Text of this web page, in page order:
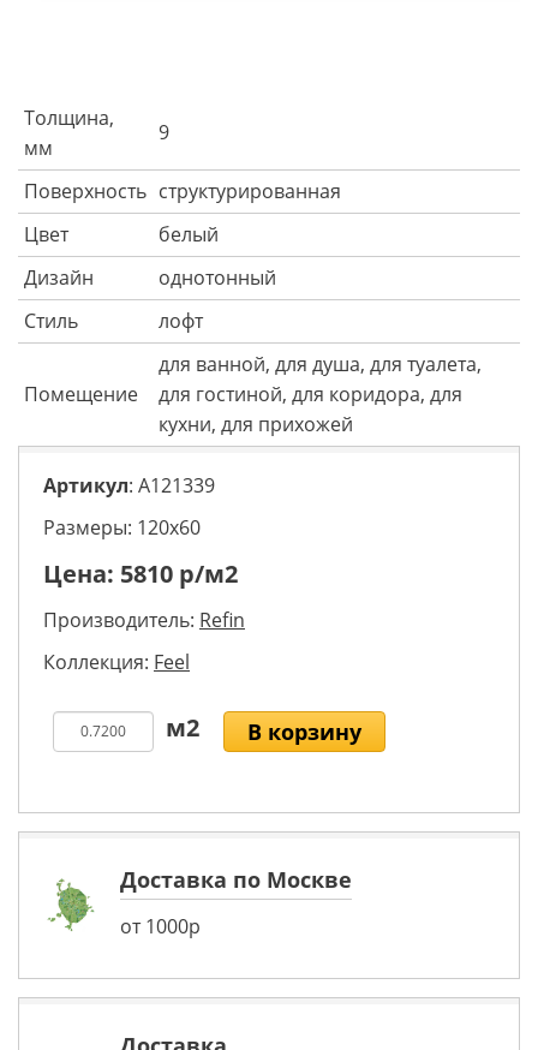
Толщина,
мм
9
Поверхность структурированная
Цвет
белый
Дизайн
однотонный
Стиль
лофт
Помещение
для ванной, для душа, для туалета,
для гостиной, для коридора, для
кухни, для прихожей
Артикул: A121339
Размеры: 120х60
Цена: 5810 р/м2
Производитель: Refin
Коллекция: Feel
В корзину
Доставка по Москве
от 1000р